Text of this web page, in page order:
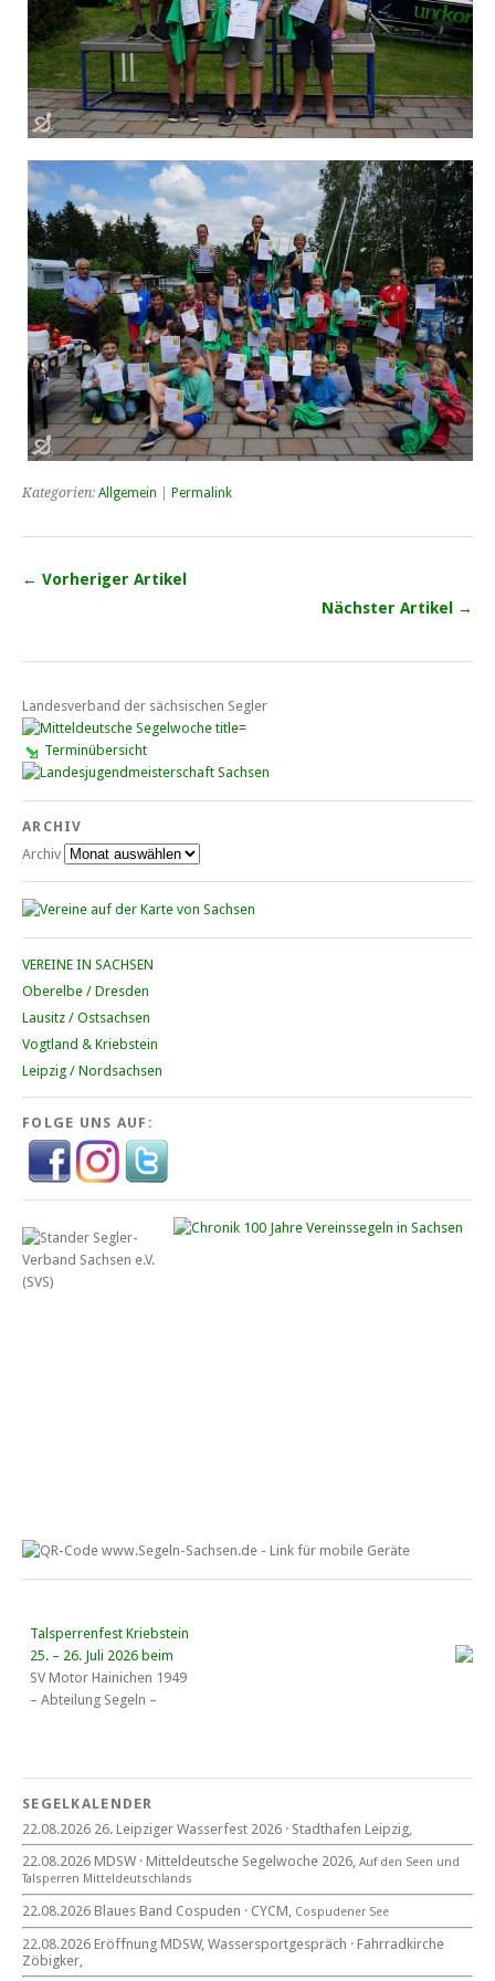
Kategorien: Allgemein Permalink
← Vorheriger Artikel
Nächster Artikel →
Landesverband der sächsischen Segler
Terminübersicht
ARCHIV
Archiv
VEREINE IN SACHSEN
Oberelbe / Dresden
Lausitz / Ostsachsen
Vogtland & Kriebstein
Leipzig / Nordsachsen
FOLGE UNS AUF:
Talsperrenfest Kriebstein
25. – 26. Juli 2026 beim
SV Motor Hainichen 1949
– Abteilung Segeln –
Eröffnung MDSW
11°° Uhr Fahrrad­kirche Markkleeberg
Blaues Band Cospudener See
SEGELKALENDER
22.08.2026 26. Leipziger Wasserfest 2026 · Stadthafen Leipzig,
22.08.2026 MDSW · Mitteldeutsche Segelwoche 2026, Auf den Seen und
Tal­sperren Mittel­deut­sch­lands
22.08.2026 Blaues Band Cospuden · CYCM, Cospudener See
22.08.2026 Eröffnung MDSW, Wassersportgespräch · Fahrradkirche
Zöbigker,